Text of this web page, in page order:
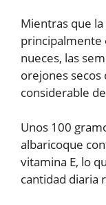
Mientras que
principalmente
nueces, las
orejones secos
considerable
Unos 100
albaricoque
vitamina E, lo
cantidad diaria